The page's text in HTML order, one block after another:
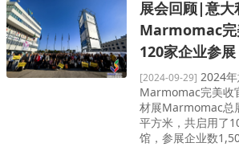
展会回顾|意大
Marmomac完
120家企业参
[2024-09-29] 2024
Marmomac完美收
材展Marmomac总
平方米，共启用了
馆，参展企业数